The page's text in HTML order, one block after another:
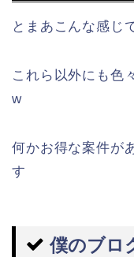
とまあこんな感じ
これら以外にも色
w
何かお得な案件が
す
僕のブロ